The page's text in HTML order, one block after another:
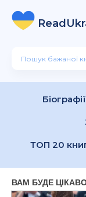
Біографії
ТОП 20